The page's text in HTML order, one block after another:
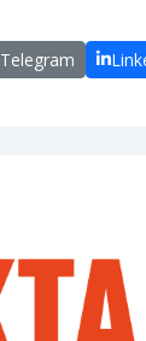
Telegram